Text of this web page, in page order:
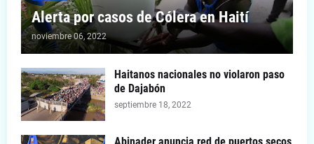
Alerta por casos de Cólera en Haití
noviembre 06, 2022
Haitanos nacionales no violaron paso
de Dajabón
septiembre 18, 2022